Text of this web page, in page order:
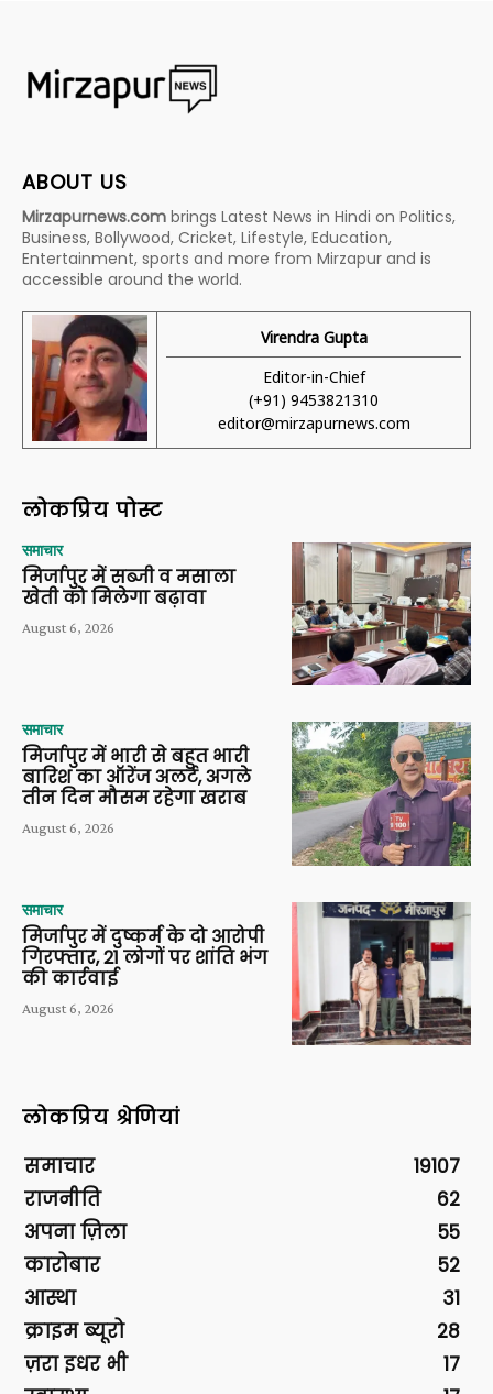
ABOUT US
Mirzapurnews.com brings Latest News in Hindi on Politics,
Business, Bollywood, Cricket, Lifestyle, Education,
Entertainment, sports and more from Mirzapur and is
accessible around the world.
Virendra Gupta
Editor-in-Chief
(+91) 9453821310
editor@mirzapurnews.com
लोकप्रिय पोस्ट
समाचार
मिर्जापुर में सब्जी व मसाला
खेती को मिलेगा बढ़ावा
August 6, 2026
समाचार
मिर्जापुर में भारी से बहुत भारी
बारिश का ऑरेंज अलर्ट, अगले
तीन दिन मौसम रहेगा खराब
August 6, 2026
समाचार
मिर्जापुर में दुष्कर्म के दो आरोपी
गिरफ्तार, 21 लोगों पर शांति भंग
की कार्रवाई
August 6, 2026
लोकप्रिय श्रेणियां
समाचार
19107
राजनीति
62
अपना ज़िला
55
कारोबार
52
आस्था
31
क्राइम ब्यूरो
28
ज़रा इधर भी
17